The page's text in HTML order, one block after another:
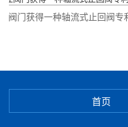
阀门获得一种轴流式止回阀专利
首页